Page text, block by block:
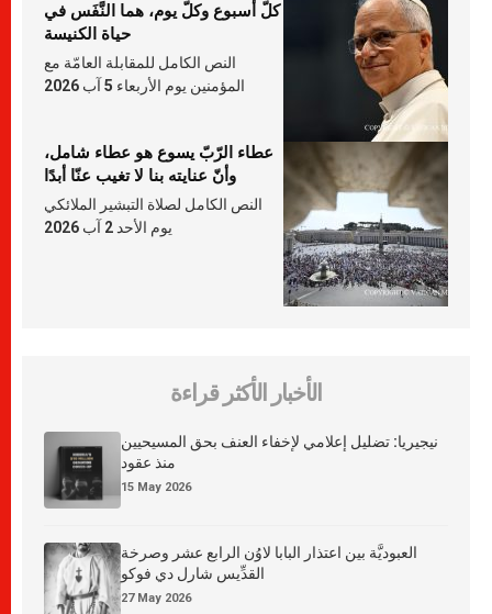
كلّ أسبوع وكلّ يوم، هما النَّفَس في
حياة الكنيسة
النص الكامل للمقابلة العامّة مع
المؤمنين يوم الأربعاء 5 آب 2026
عطاء الرّبّ يسوع هو عطاء شامل،
وأنّ عنايته بنا لا تغيب عنّا أبدًا
النص الكامل لصلاة التبشير الملائكي
يوم الأحد 2 آب 2026
الأخبار الأكثر قراءة
نيجيريا: تضليل إعلامي لإخفاء العنف بحق المسيحيين
منذ عقود
15 May 2026
العبوديَّة بين اعتذار البابا لاوُن الرابع عشر وصرخة
القدِّيس شارل دي فوكو
27 May 2026